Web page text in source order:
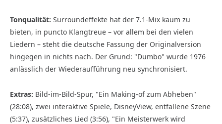
Tonqualität: Surroundeffekte hat der 7.1-Mix kaum zu
bieten, in puncto Klangtreue – vor allem bei den vielen
Liedern – steht die deutsche Fassung der Originalversion
hingegen in nichts nach. Der Grund: "Dumbo" wurde 1976
anlässlich der Wiederaufführung neu synchronisiert.
Extras: Bild-im-Bild-Spur, "Ein Making-of zum Abheben"
(28:08), zwei interaktive Spiele, DisneyView, entfallene Szene
(5:37), zusätzliches Lied (3:56), "Ein Meisterwerk wird